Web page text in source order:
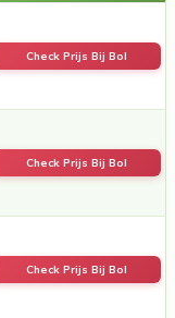
Check Prijs Bij Bol
Check Prijs Bij Bol
Check Prijs Bij Bol